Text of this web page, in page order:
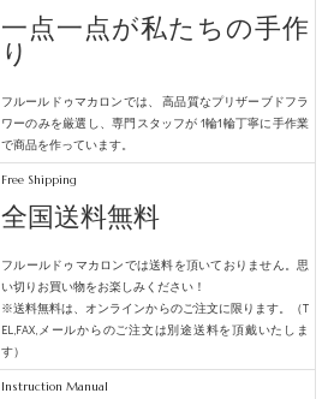
一点一点が私たちの手作
り
フルールドゥマカロンでは、
高品質なプリザーブドフラ
ワーのみを厳選し、専門スタッフが 1輪1輪丁寧に手作業
で商品を作っています。
Free Shipping
全国送料無料
フルールドゥマカロンでは送料を頂いておりません。 思
い切りお買い物をお楽しみください！
※送料無料は、オンラインからのご注文に限ります。（T
EL,FAX,メールからのご注文は別途送料を頂戴いたしま
す）
Instruction Manual